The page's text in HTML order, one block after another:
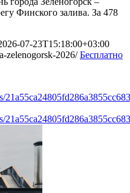
Финского залива. За 478
07-23T15:18:00+03:00
zelenogorsk-2026/ Бесплатно